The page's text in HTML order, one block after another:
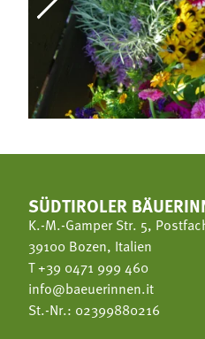
SÜDTIROLER
K.-M.-Gamper Str. 5,
39100 Bozen, Italien
T+39 0471 999 460
info@baeuerinnen.it
St.-Nr.: 02399880216